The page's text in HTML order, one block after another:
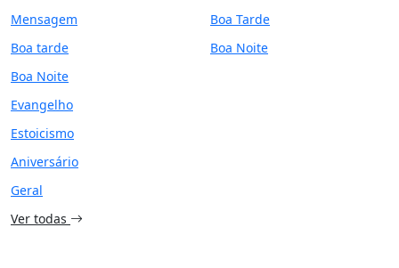
Mensagem
Boa tarde
Boa Noite
Evangelho
Estoicismo
Aniversário
Geral
Ver todas
Boa Tarde
Boa Noite